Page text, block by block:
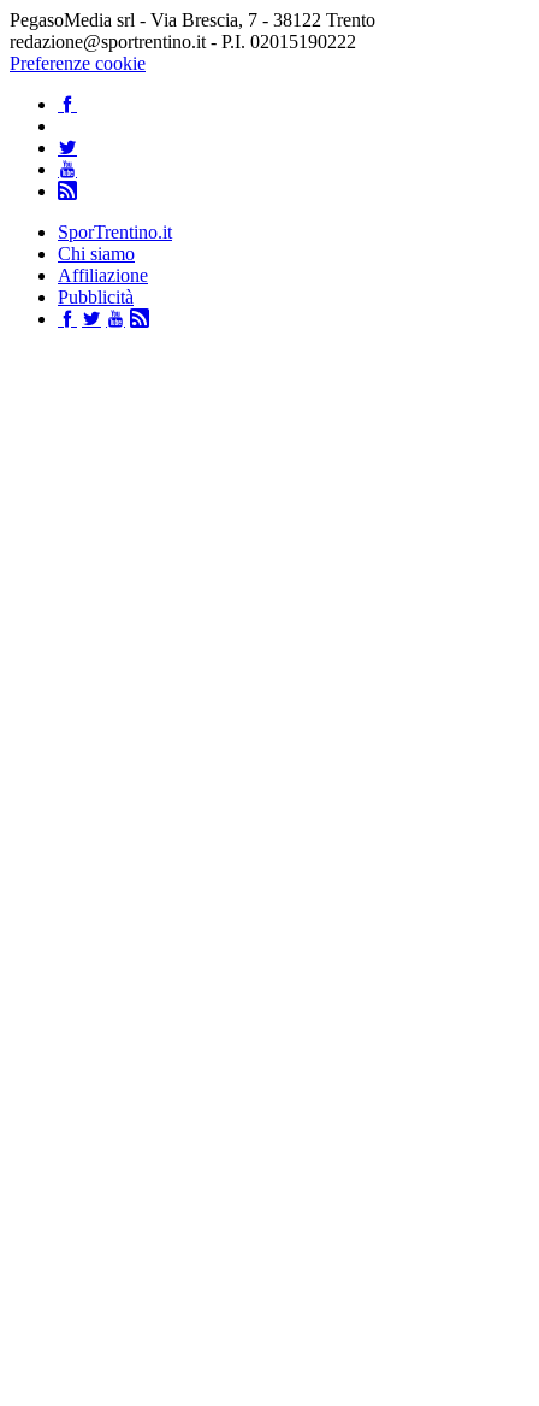
PegasoMedia srl - Via Brescia, 7 - 38122 Trento
redazione@sportrentino.it - P.I. 02015190222
Preferenze cookie
SporTrentino.it
Chi siamo
Affiliazione
Pubblicità